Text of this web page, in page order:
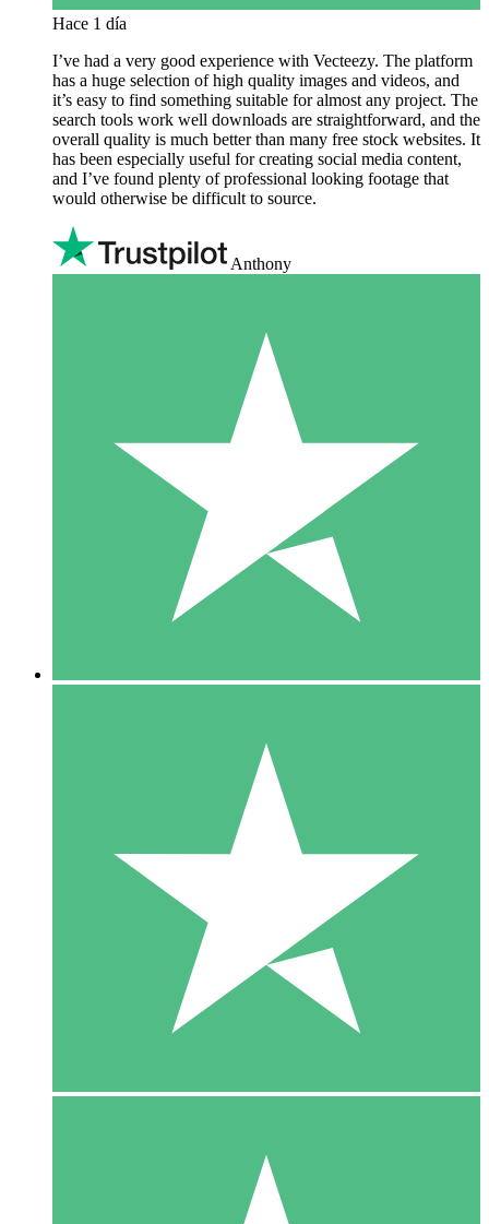
Hace 1 día
I’ve had a very good experience with Vecteezy. The platform
has a huge selection of high quality images and videos, and
it’s easy to find something suitable for almost any project. The
search tools work well downloads are straightforward, and the
overall quality is much better than many free stock websites. It
has been especially useful for creating social media content,
and I’ve found plenty of professional looking footage that
would otherwise be difficult to source.
Anthony